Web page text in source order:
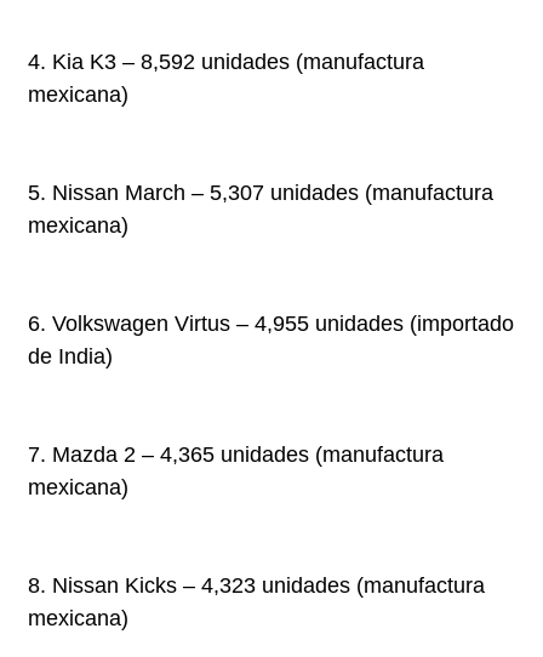
4. Kia K3 – 8,592 unidades (manufactura
mexicana)
5. Nissan March – 5,307 unidades (manufactura
mexicana)
6. Volkswagen Virtus – 4,955 unidades (importado
de India)
7. Mazda 2 – 4,365 unidades (manufactura
mexicana)
8. Nissan Kicks – 4,323 unidades (manufactura
mexicana)